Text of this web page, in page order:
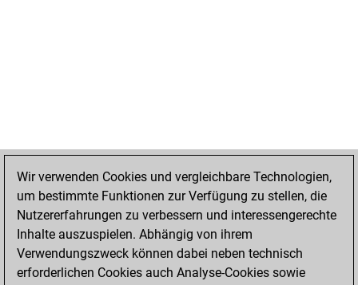
Wir verwenden Cookies und vergleichbare Technologien,
um bestimmte Funktionen zur Verfügung zu stellen, die
Nutzererfahrungen zu verbessern und interessengerechte
Inhalte auszuspielen. Abhängig von ihrem
Verwendungszweck können dabei neben technisch
erforderlichen Cookies auch Analyse-Cookies sowie